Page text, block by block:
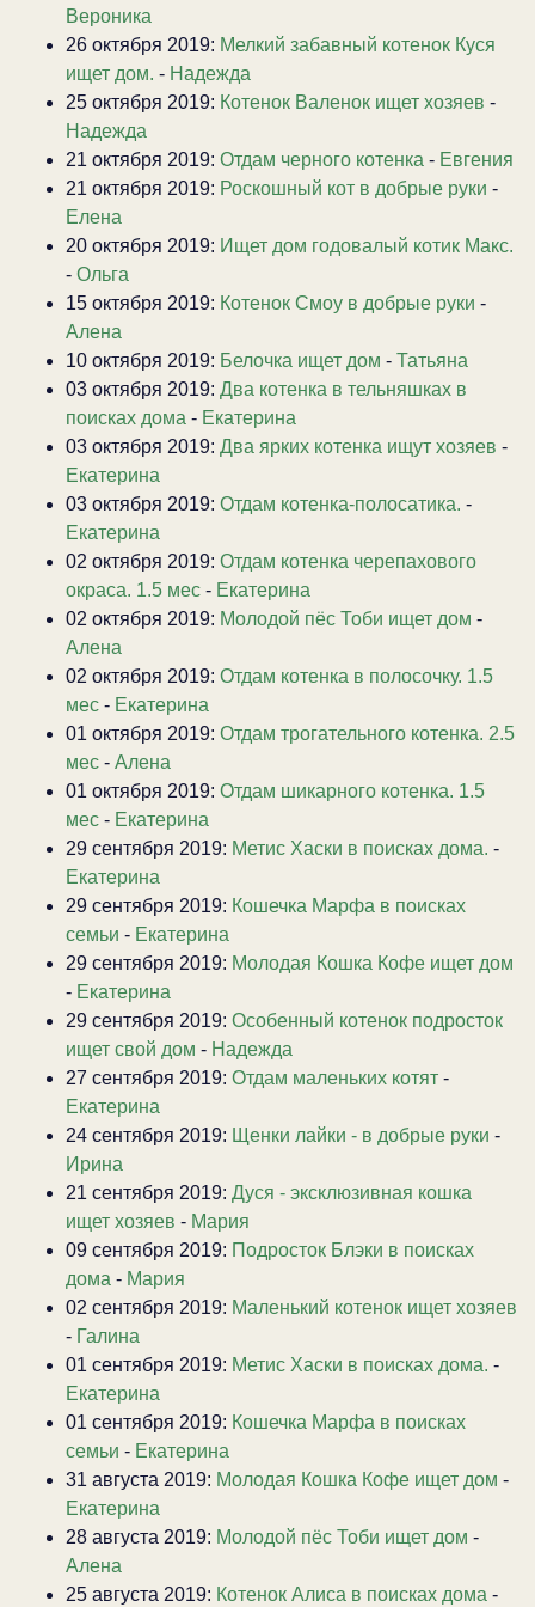
Вероника
26 октября 2019: Мелкий забавный котенок Куся
ищет дом. - Надежда
25 октября 2019: Котенок Валенок ищет хозяев -
Надежда
21 октября 2019: Отдам черного котенка - Евгения
21 октября 2019: Роскошный кот в добрые руки -
Елена
20 октября 2019: Ищет дом годовалый котик Макс.
- Ольга
15 октября 2019: Котенок Смоу в добрые руки -
Алена
10 октября 2019: Белочка ищет дом - Татьяна
03 октября 2019: Два котенка в тельняшках в
поисках дома - Екатерина
03 октября 2019: Два ярких котенка ищут хозяев -
Екатерина
03 октября 2019: Отдам котенка-полосатика. -
Екатерина
02 октября 2019: Отдам котенка черепахового
окраса. 1.5 мес - Екатерина
02 октября 2019: Молодой пёс Тоби ищет дом -
Алена
02 октября 2019: Отдам котенка в полосочку. 1.5
мес - Екатерина
01 октября 2019: Отдам трогательного котенка. 2.5
мес - Алена
01 октября 2019: Отдам шикарного котенка. 1.5
мес - Екатерина
29 сентября 2019: Метис Хаски в поисках дома. -
Екатерина
29 сентября 2019: Кошечка Марфа в поисках
семьи - Екатерина
29 сентября 2019: Молодая Кошка Кофе ищет дом
- Екатерина
29 сентября 2019: Особенный котенок подросток
ищет свой дом - Надежда
27 сентября 2019: Отдам маленьких котят -
Екатерина
24 сентября 2019: Щенки лайки - в добрые руки -
Ирина
21 сентября 2019: Дуся - эксклюзивная кошка
ищет хозяев - Мария
09 сентября 2019: Подросток Блэки в поисках
дома - Мария
02 сентября 2019: Маленький котенок ищет хозяев
- Галина
01 сентября 2019: Метис Хаски в поисках дома. -
Екатерина
01 сентября 2019: Кошечка Марфа в поисках
семьи - Екатерина
31 августа 2019: Молодая Кошка Кофе ищет дом -
Екатерина
28 августа 2019: Молодой пёс Тоби ищет дом -
Алена
25 августа 2019: Котенок Алиса в поисках дома -